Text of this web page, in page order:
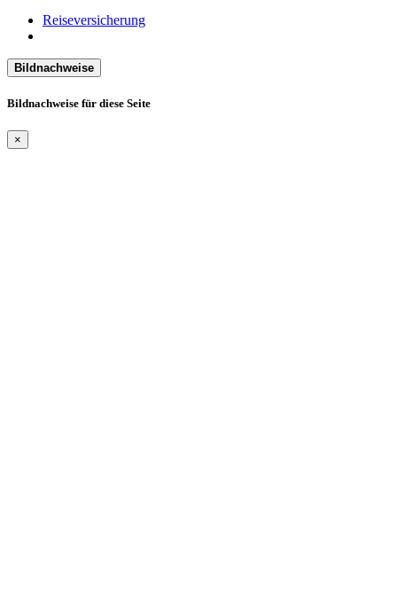
Reiseversicherung
Bildnachweise
Bildnachweise für diese Seite
×